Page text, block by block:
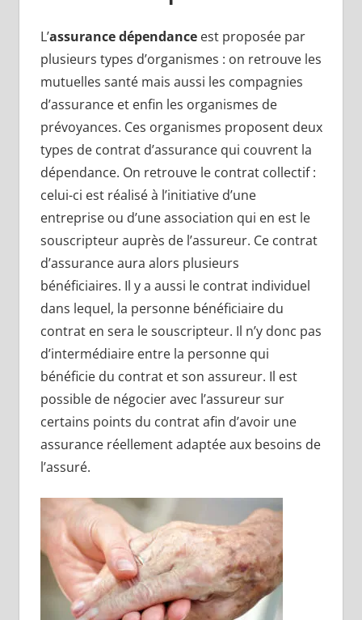
L’assurance dépendanceest proposée par
plusieurs types d’organismes : on retrouve les
mutuelles santé mais aussi les compagnies
d’assurance et enfin les organismes de
prévoyances. Ces organismes proposent deux
types de contrat d’assurance qui couvrent la
dépendance. On retrouve le contrat collectif :
celui-ci est réalisé à l’initiative d’une
entreprise ou d’une association qui en est le
souscripteur auprès de l’assureur. Ce contrat
d’assurance aura alors plusieurs
bénéficiaires. Il y a aussi le contrat individuel
dans lequel, la personne bénéficiaire du
contrat en sera le souscripteur. Il n’y donc pas
d’intermédiaire entre la personne qui
bénéficie du contrat et son assureur. Il est
possible de négocier avec l’assureur sur
certains points du contrat afin d’avoir une
assurance réellement adaptée aux besoins de
l’assuré.